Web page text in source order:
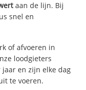
aan de lijn. Bij
snel en
of afvoeren in
loodgieters
en zijn elke dag
te voeren.